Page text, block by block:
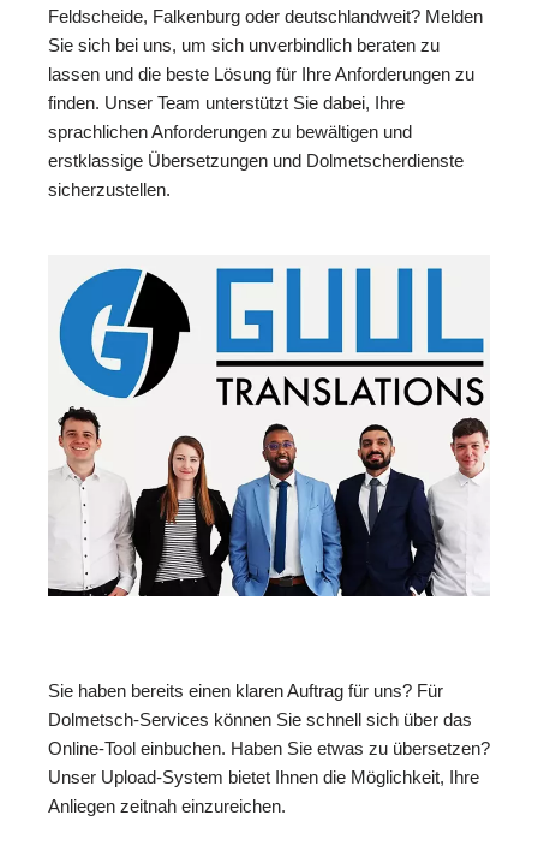
Feldscheide, Falkenburg oder deutschlandweit? Melden
Sie sich bei uns, um sich unverbindlich beraten zu
lassen und die beste Lösung für Ihre Anforderungen zu
finden. Unser Team unterstützt Sie dabei, Ihre
sprachlichen Anforderungen zu bewältigen und
erstklassige Übersetzungen und Dolmetscherdienste
sicherzustellen.
Sie haben bereits einen klaren Auftrag für uns? Für
Dolmetsch-Services können Sie schnell sich über das
Online-Tool einbuchen. Haben Sie etwas zu übersetzen?
Unser Upload-System bietet Ihnen die Möglichkeit, Ihre
Anliegen zeitnah einzureichen.